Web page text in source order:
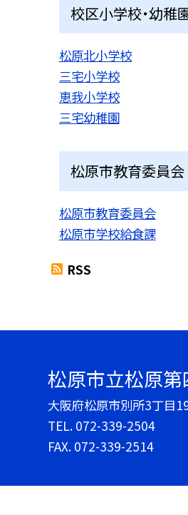
校区小学校・幼稚
松原北小学校
三宅小学校
恵我小学校
三宅幼稚園
松原市教育委員会
松原市教育委員会
松原市学校給食課
RSS
松原市立松原
大阪府松原市別所3丁目
TEL. 072-339-2504
FAX. 072-339-2514